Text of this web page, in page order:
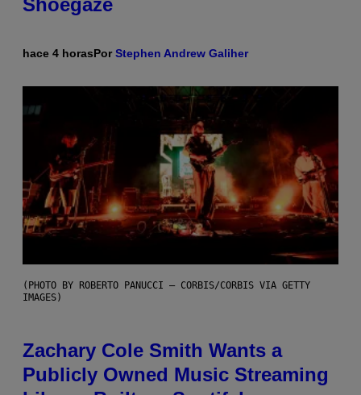
hace 4 horasPorStephen Andrew Galiher
(PHOTO BY ROBERTO PANUCCI – CORBIS/CORBIS VIA GETTY
IMAGES)
Zachary Cole Smith Wants a
Publicly Owned Music Streaming